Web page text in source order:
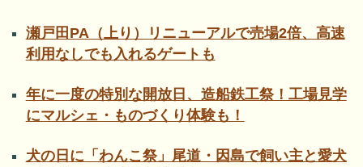
瀬戸田PA（上り）リニューアルで売場2倍、高速
利用なしでも入れるゲートも
年に一度の特別な開放日、造船鉄工祭！工場見学
にマルシェ・ものづくり体験も！
犬の日に「わんこ祭」尾道・因島で飼い主と愛犬